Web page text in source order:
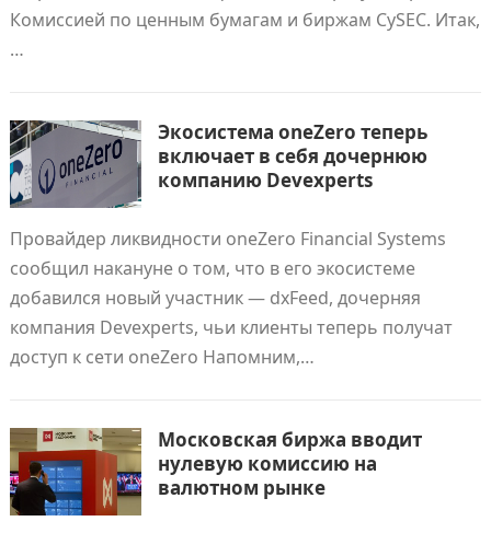
Комиссией по ценным бумагам и биржам CySEC. Итак,
…
Экосистема oneZero теперь
включает в себя дочернюю
компанию Devexperts
Провайдер ликвидности oneZero Financial Systems
сообщил накануне о том, что в его экосистеме
добавился новый участник — dxFeed, дочерняя
компания Devexperts, чьи клиенты теперь получат
доступ к сети oneZero Напомним,…
Московская биржа вводит
нулевую комиссию на
валютном рынке